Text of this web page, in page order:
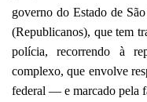
governo do Estado de
(Republicanos), que tem
polícia, recorrendo à
complexo, que envolve
federal — e marcado pela